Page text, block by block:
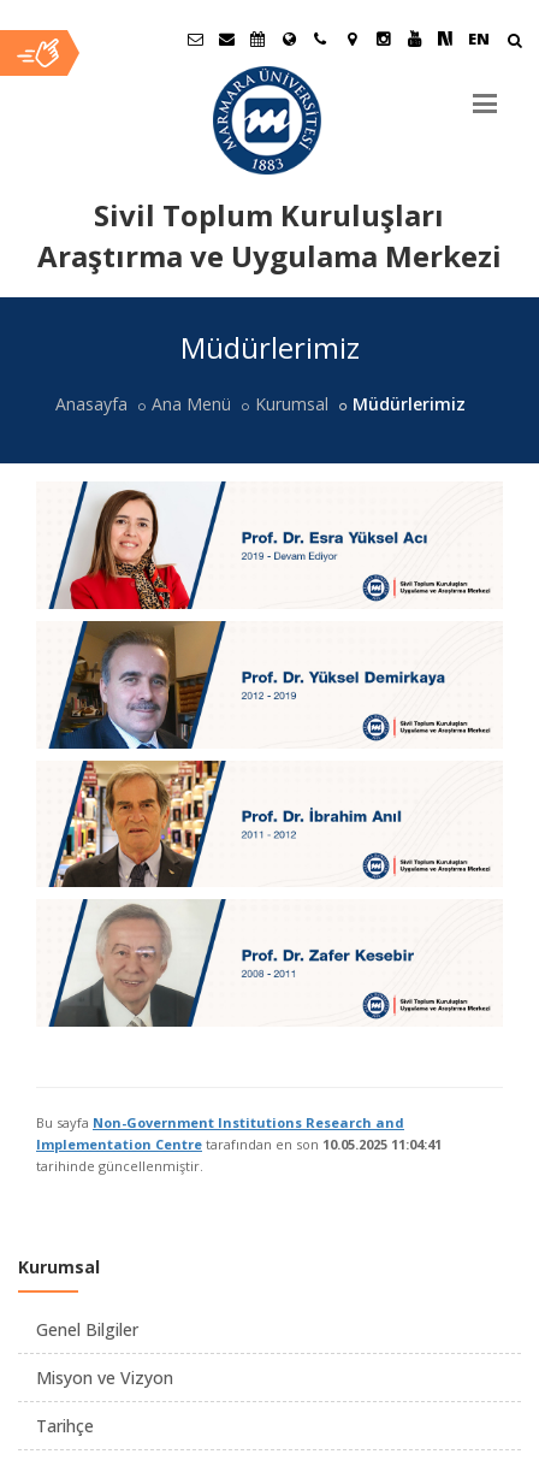
EN
Sivil Toplum Kuruluşları
Araştırma ve Uygulama Merkezi
Müdürlerimiz
Anasayfa Ana Menü Kurumsal Müdürlerimiz
Bu sayfa Non-Government Institutions Research and
Implementation Centre tarafından en son 10.05.2025 11:04:41
tarihinde güncellenmiştir.
Kurumsal
Genel Bilgiler
Misyon ve Vizyon
Tarihçe